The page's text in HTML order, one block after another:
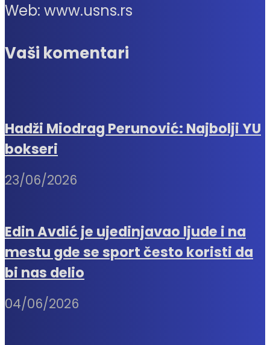
Web: www.usns.rs
Vaši komentari
Hadži Miodrag Perunović: Najbolji YU
bokseri
23/06/2026
Edin Avdić je ujedinjavao ljude i na
mestu gde se sport često koristi da
bi nas delio
04/06/2026